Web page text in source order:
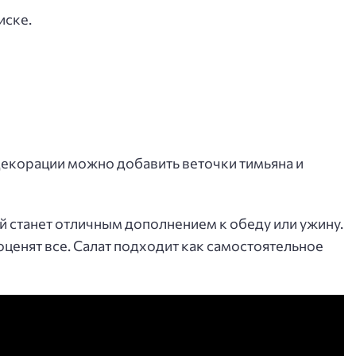
можно добавить веточки тимьяна и
станет отличным дополнением к обеду или ужину.
все. Салат подходит как самостоятельное